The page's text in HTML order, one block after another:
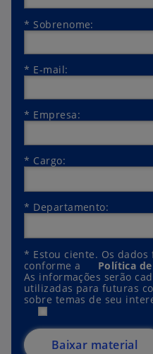
* Sobrenome:
* E-mail:
* Empresa:
* Cargo:
* Departamento:
* Estou ciente. Os
conforme a
Política
As informações serão
utilizadas para futuras
sobre temas de seu
Baixar material